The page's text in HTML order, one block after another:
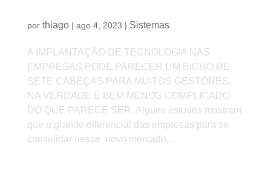
por thiago| ago 4, 2023 | Sistemas
A IMPLANTAÇÃO DE TECNOLOGIA NAS
EMPRESAS PODE PARECER UM BICHO DE
SETE CABEÇAS PARA MUITOS GESTORES.
NA VERDADE É BEM MENOS COMPLICADO
DO QUE PARECE SER. Alguns estudos mostram
que o grande diferencial das empresas para se
consolidar nesse novo mercado,...